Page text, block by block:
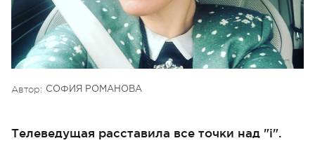
Автор: СОФИЯ РОМАНОВА
Телеведущая расставила все точки над "і".